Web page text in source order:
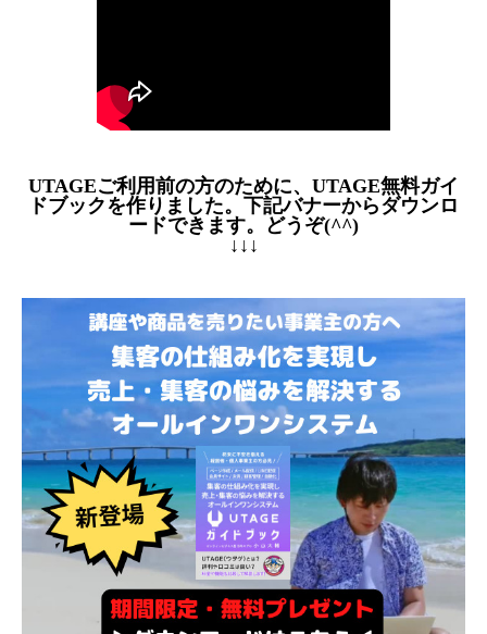
UTAGEご利用前の方のために、UTAGE無料ガイ
ドブックを作りました。下記バナーからダウンロ
ードできます。どうぞ(^^)
↓↓↓